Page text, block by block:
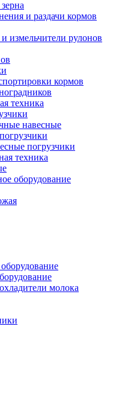
и раздачи кормов
измельчители рулонов
кормов
техника
навесные
погрузчики
техника
оборудование
молока